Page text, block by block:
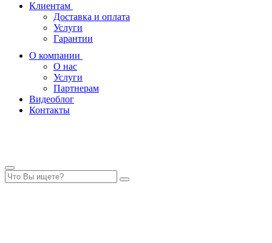
Клиентам
Доставка и оплата
Услуги
Гарантии
О компании
О нас
Услуги
Партнерам
Видеоблог
Контакты